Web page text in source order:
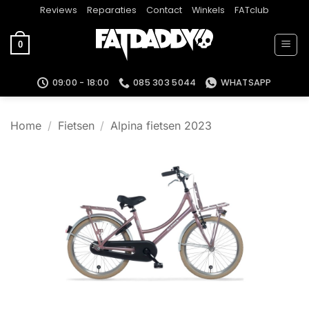
inhoud
Reviews Reparaties Contact Winkels FATclub
0
09:00 - 18:00 085 303 5044 WHATSAPP
Home / Fietsen / Alpina fietsen 2023